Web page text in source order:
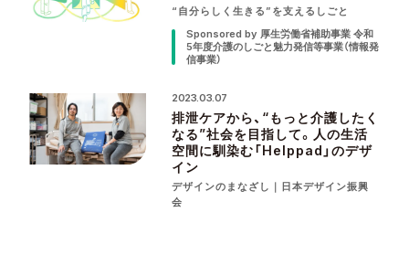
“自分らしく生きる”を支えるしごと
Sponsored by 厚生労働省補助事業 令和
5年度介護のしごと魅力発信等事業（情報発
信事業）
2023.03.07
排泄ケアから、“もっと介護したく
なる”社会を目指して。人の生活
空間に馴染む「Helppad」のデザ
イン
デザインのまなざし｜日本デザイン振興
会